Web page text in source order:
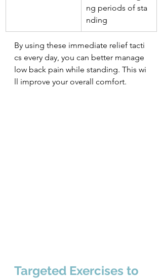
ng periods of sta
nding
By using these immediate relief tacti
cs every day, you can better manage
low back pain while standing. This wi
ll improve your overall comfort.
Targeted Exercises to